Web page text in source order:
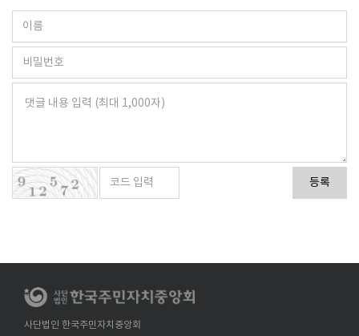
등록
사단법인 한국주민자치중앙회